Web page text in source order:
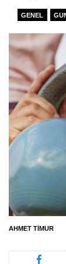
GENEL
AHMET TIMUR